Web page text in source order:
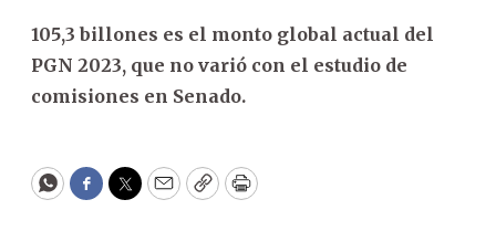
105,3 billones es el monto global actual del
PGN 2023, que no varió con el estudio de
comisiones en Senado.
WhatsApp
Facebook
Twitter
EmailCopyPrint